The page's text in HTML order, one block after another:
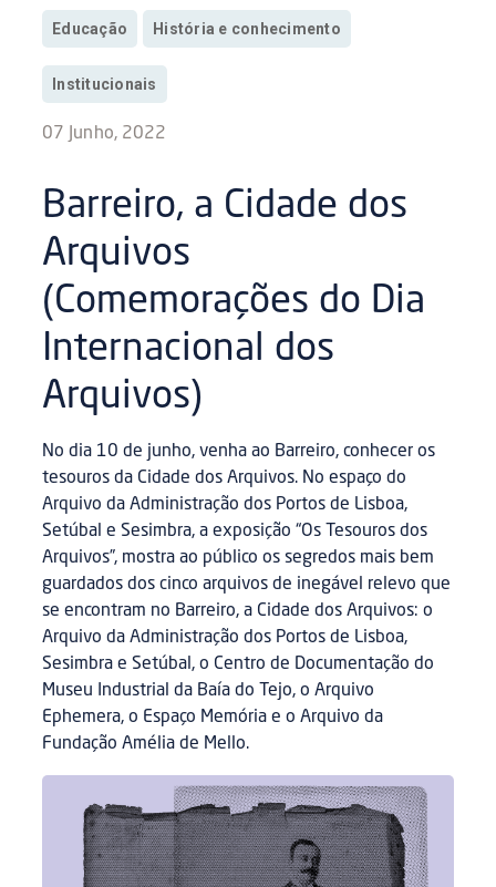
Educação História e conhecimento
Institucionais
07 Junho, 2022
Barreiro, a Cidade dos
Arquivos
(Comemorações do Dia
Internacional dos
Arquivos)
No dia 10 de junho, venha ao Barreiro, conhecer os
tesouros da Cidade dos Arquivos. No espaço do
Arquivo da Administração dos Portos de Lisboa,
Setúbal e Sesimbra, a exposição “Os Tesouros dos
Arquivos”, mostra ao público os segredos mais bem
guardados dos cinco arquivos de inegável relevo que
se encontram no Barreiro, a Cidade dos Arquivos: o
Arquivo da Administração dos Portos de Lisboa,
Sesimbra e Setúbal, o Centro de Documentação do
Museu Industrial da Baía do Tejo, o Arquivo
Ephemera, o Espaço Memória e o Arquivo da
Fundação Amélia de Mello.